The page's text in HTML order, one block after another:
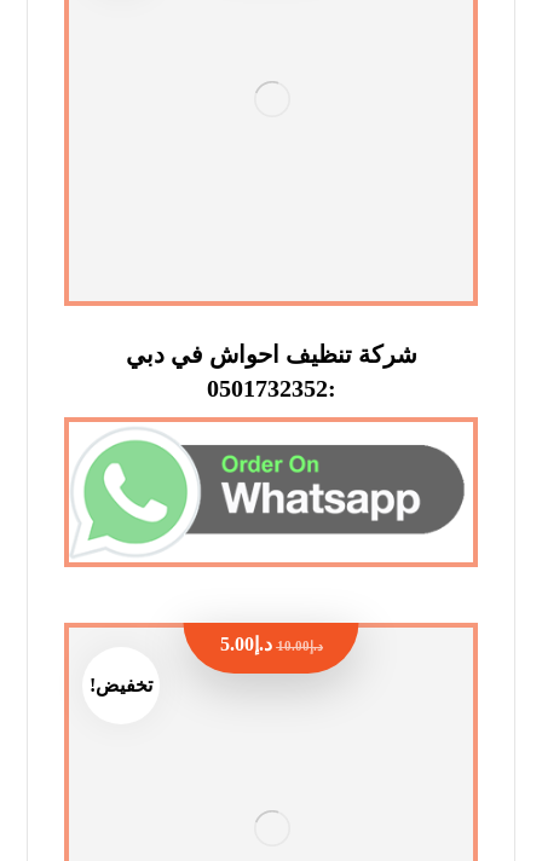
شركة تنظيف احواش في دبي
:0501732352
تخفيض!
د.إ10.00 د.إ5.00